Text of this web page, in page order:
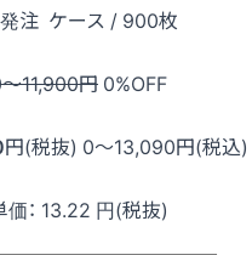
注 ケース / 900枚
11,900円 0%OFF
円(税抜) 0〜13,090円(税込)
： 13.22 円(税抜)